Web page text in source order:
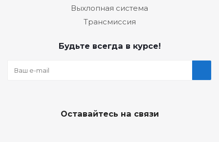
Выхлопная система
Трансмиссия
Будьте всегда в курсе!
Оставайтесь на связи